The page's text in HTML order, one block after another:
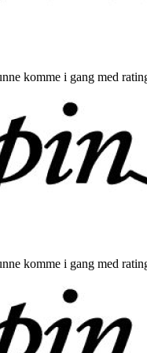
komme i gang med
komme i gang med